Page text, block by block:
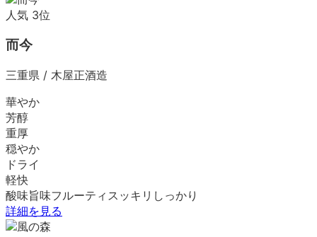
人気 3位
而今
三重県 / 木屋正酒造
華やか
芳醇
重厚
穏やか
ドライ
軽快
酸味旨味フルーティ スッキリ しっかり
詳細を見る